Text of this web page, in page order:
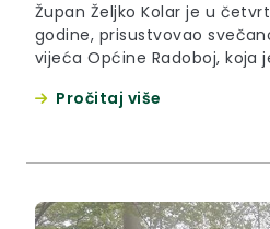
Župan Željko Kolar je u
godine, prisustvovao
vijeća Općine Radoboj, koja
Jakoba na Gorjanima
Pročitaj više